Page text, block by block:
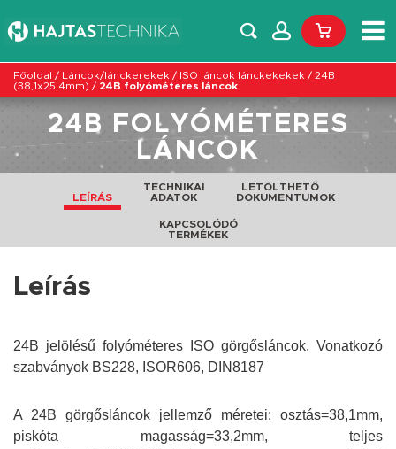
Főoldal / Láncok/lánckerekek / ISO láncok lánckekekek / 24B
(38,1x25,4mm) / 24B folyóméteres láncok
24B FOLYÓMÉTERES
LÁNCOK
LEÍRÁS
TECHNIKAI
ADATOK
LETÖLTHETŐ
DOKUMENTUMOK
KAPCSOLÓDÓ
TERMÉKEK
Leírás
24B jelölésű folyóméteres ISO görgősláncok. Vonatkozó
szabványok BS228, ISOR606, DIN8187
A 24B görgősláncok jellemző méretei: osztás=38,1mm,
piskóta magasság=33,2mm, teljes